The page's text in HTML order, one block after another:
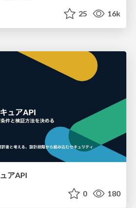
25 16k
アAPI
0 180